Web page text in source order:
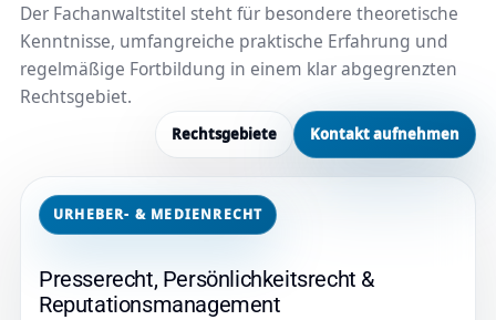
Der Fachanwaltstitel steht für besondere theoretische
Kenntnisse, umfangreiche praktische Erfahrung und
regelmäßige Fortbildung in einem klar abgegrenzten
Rechtsgebiet.
Rechtsgebiete Kontakt aufnehmen
URHEBER- & MEDIENRECHT
Presserecht, Persönlichkeitsrecht &
Reputationsmanagement